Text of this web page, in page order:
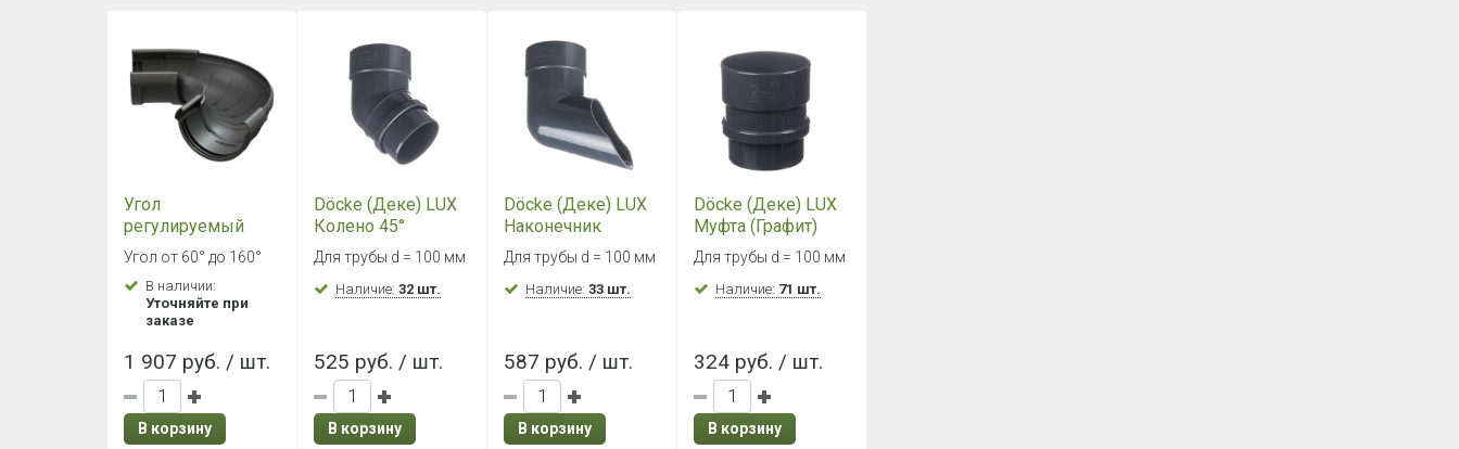
Угол
регулируемый
Döcke LUX
60°-160° Графит
Угол от 60° до 160°
В наличии:
Уточняйте при
заказе
1 907 руб. / шт.
В корзину
Döcke (Деке) LUX
Колено 45°
(Графит)
Для трубы d = 100 мм
Наличие:32 шт.
525 руб. / шт.
В корзину
Döcke (Деке) LUX
Наконечник
(Графит)
Для трубы d = 100 мм
Наличие:33 шт.
587 руб. / шт.
В корзину
Döcke (Деке) LUX
Муфта (Графит)
Для трубы d = 100 мм
Наличие: 71 шт.
324 руб. / шт.
В корзину